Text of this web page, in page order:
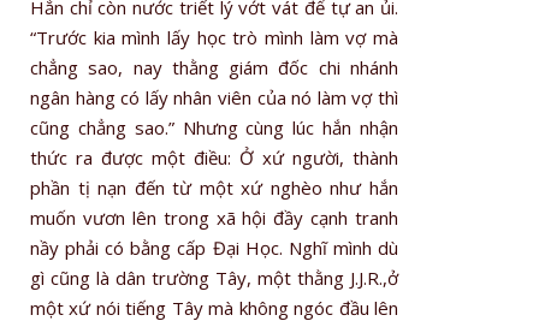
Hắn chỉ còn nước triết lý vớt vát để tự an ủi.
“Trước kia mình lấy học trò mình làm vợ mà
chẳng sao, nay thằng giám đốc chi nhánh
ngân hàng có lấy nhân viên của nó làm vợ thì
cũng chẳng sao.” Nhưng cùng lúc hắn nhận
thức ra được một điều: Ở xứ người, thành
phần tị nạn đến từ một xứ nghèo như hắn
muốn vươn lên trong xã hội đầy cạnh tranh
nầy phải có bằng cấp Đại Học. Nghĩ mình dù
gì cũng là dân trường Tây, một thằng J.J.R.,ở
một xứ nói tiếng Tây mà không ngóc đầu lên